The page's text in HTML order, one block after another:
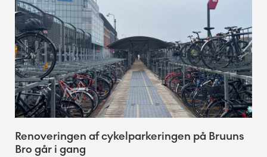
Renoveringen af cykelparkeringen på Bruuns
Bro går i gang